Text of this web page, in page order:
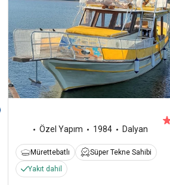
Özel Yapım 1984 Dalyan
Mürettebatlı
Süper Tekne Sahibi
Yakıt dahil